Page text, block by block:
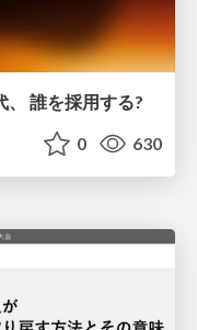
誰を採用する?
0 630